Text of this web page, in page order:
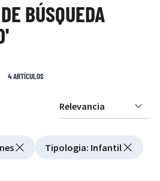
BÚSQUEDA
Tipologia: Infantil
4ARTÍCULOS